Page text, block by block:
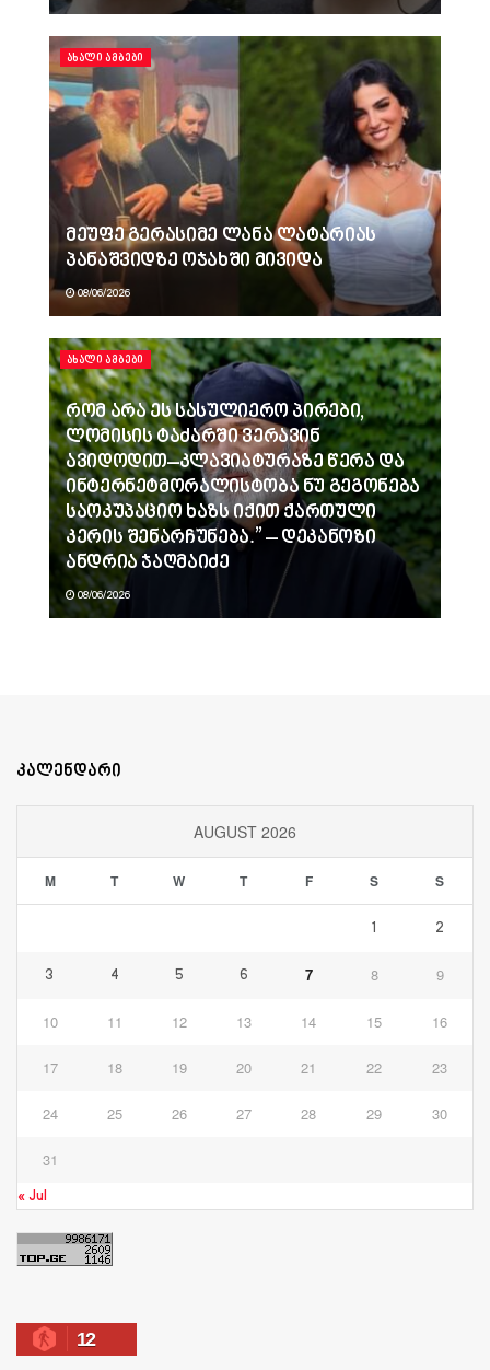
ᲐᲮᲐᲚᲘ ᲐᲛᲑᲔᲑᲘ
მეუფე გერასიმე ლანა ლატარიას
პანაშვიდზე ოჯახში მივიდა
08/06/2026
ᲐᲮᲐᲚᲘ ᲐᲛᲑᲔᲑᲘ
რომ არა ეს სასულიერო პირები,
ლომისის ტაძარში ვერავინ
ავიდოდით–კლავიატურაზე წერა და
ინტერნეტმორალისტობა ნუ გეგონება
საოკუპაციო ხაზს იქით ქართული
კერის შენარჩუნება.” – დეკანოზი
ანდრია ჯაღმაიძე
08/06/2026
კალენდარი
AUGUST 2026
M T W T F S S
1 2
3 4 5 6 7 8 9
10 11 12 13 14 15 16
17 18 19 20 21 22 23
24 25 26 27 28 29 30
31
« Jul
12